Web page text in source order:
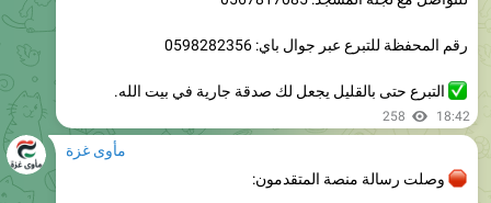
التبرع حتى بالقليل يجعل لك صدقة جارية في بيت الله.
وصلت رسالة منصة المتقدمون: